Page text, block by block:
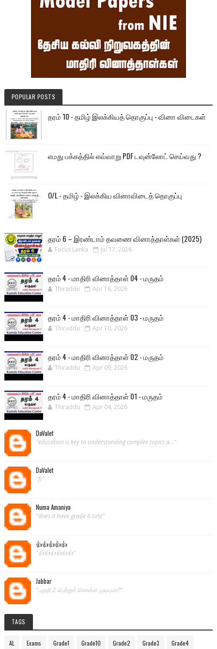
POPULAR POSTS
தரம் 10 - தமிழ் இலக்கியத் தொகுப்பு - வினா விடைகள்
எமது பக்கத்தில் எவ்வாறு PDF டவுன்லோட் செய்வது ?
O/L - தமிழ் - இலக்கிய வினாவிடைத் தொகுப்பு
தரம் 6 – இரண்டாம் தவணை வினாத்தாள்கள் (2025)
Focus Lanka Jul 17, 2026
தரம் 4 - மாதிரி வினாத்தாள் 04 - மருதம்
Thiraddu Apr 16, 2026
தரம் 4 - மாதிரி வினாத்தாள் 03 - மருதம்
Thiraddu Apr 10, 2026
தரம் 4 - மாதிரி வினாத்தாள் 02 - மருதம்
Thiraddu Apr 09, 2026
தரம் 4 - மாதிரி வினாத்தாள் 01 - மருதம்
Thiraddu Apr 04, 2026
DaValet
"education is key to understanding complex topics a..."
DaValet
"fr"
Numa Amaniya
"does it have grade 6 tute"
👍👍👍👍👍
"👍👍👍👍👍👍"
Jabbar
"பகுதி 2 பெற்றுக் கொள்ள முடியுமா?"
TAGS
AL Exams Grade1 Grade10 Grade2 Grade3 Grade4